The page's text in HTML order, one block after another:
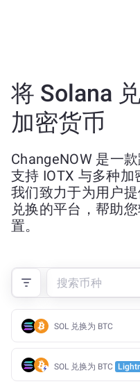
将 Solana
加密货币
ChangeNOW 是一
支持 IOTX 与多种加
我们致力于为用户
兑换的平台，帮助
置。
SOL 兑换为 BTC
SOL 兑换为 BTC